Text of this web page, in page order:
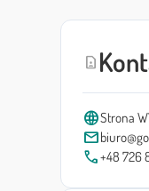
contact_page
languageStrona
mail
call+48 726